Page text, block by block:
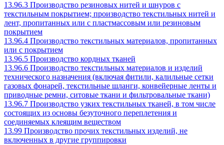
13.96.3 Производство резиновых нитей и шнуров с
текстильным покрытием; производство текстильных нитей и
лент, пропитанных или с пластмассовым или резиновым
покрытием
13.96.4 Производство текстильных материалов, пропитанных
или с покрытием
13.96.5 Производство кордных тканей
13.96.6 Производство текстильных материалов и изделий
технического назначения (включая фитили, калильные сетки
газовых фонарей, текстильные шланги, конвейерные ленты и
приводные ремни, ситовые ткани и фильтровальные ткани)
13.96.7 Производство узких текстильных тканей, в том числе
состоящих из основы безуточного переплетения и
соединяемых клеящим веществом
13.99 Производство прочих текстильных изделий, не
включенных в другие группировки